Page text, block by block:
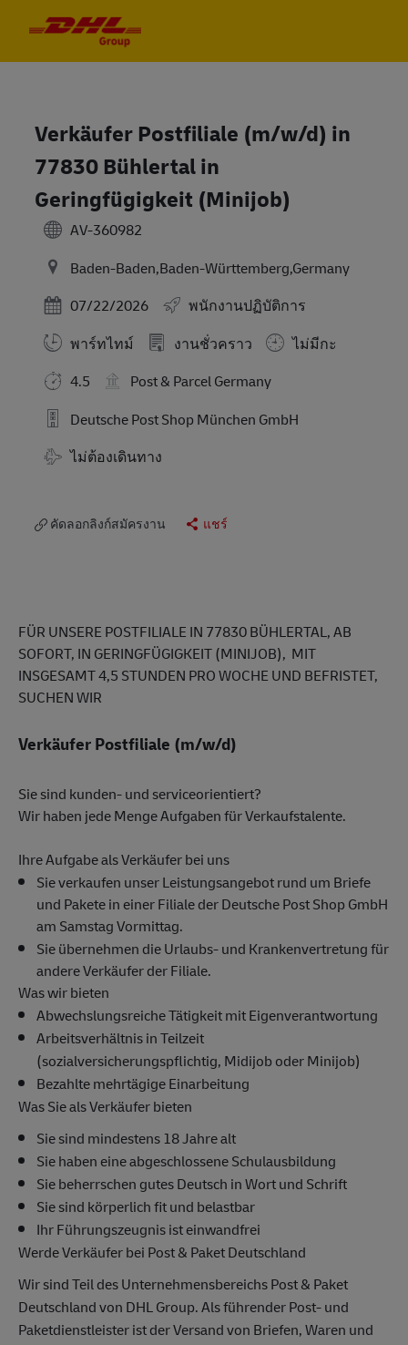
Verkäufer Postfiliale (m/w/d) in
77830 Bühlertal in
Geringfügigkeit (Minijob)
AV-360982
Baden-Baden,Baden-Württemberg,Germany
Posted Date
07/22/2026
พนักงานปฏิบัติการ
พาร์ทไทม์
งานชั่วคราว
ไม่มีกะ
4.5
Post & Parcel Germany
Deutsche Post Shop München GmbH
Travel Required
ไม่ต้องเดินทาง
คัดลอกลิงก์สมัครงาน แชร์
FÜR UNSERE POSTFILIALE IN 77830 BÜHLERTAL, AB
SOFORT, IN GERINGFÜGIGKEIT (MINIJOB), MIT
INSGESAMT 4,5 STUNDEN PRO WOCHE UND BEFRISTET,
SUCHEN WIR
Verkäufer Postfiliale (m/w/d)
Sie sind kunden- und serviceorientiert?
Wir haben jede Menge Aufgaben für Verkaufstalente.
Ihre Aufgabe als Verkäufer bei uns
Sie verkaufen unser Leistungsangebot rund um Briefe
und Pakete in einer Filiale der Deutsche Post Shop GmbH
am Samstag Vormittag.
Sie übernehmen die Urlaubs- und Krankenvertretung für
andere Verkäufer der Filiale.
Was wir bieten
Abwechslungsreiche Tätigkeit mit Eigenverantwortung
Arbeitsverhältnis in Teilzeit
(sozialversicherungspflichtig, Midijob oder Minijob)
Bezahlte mehrtägige Einarbeitung
Was Sie als Verkäufer bieten
Sie sind mindestens 18 Jahre alt
Sie haben eine abgeschlossene Schulausbildung
Sie beherrschen gutes Deutsch in Wort und Schrift
Sie sind körperlich fit und belastbar
Ihr Führungszeugnis ist einwandfrei
Werde Verkäufer bei Post & Paket Deutschland
Wir sind Teil des Unternehmensbereichs Post & Paket
Deutschland von DHL Group. Als führender Post- und
Paketdienstleister ist der Versand von Briefen, Waren und